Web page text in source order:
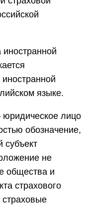
языке.
юридическое лицо
обозначение,
субъект
не
общества и
страхового